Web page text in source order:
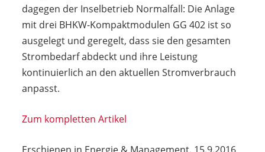
dagegen der Inselbetrieb Normalfall: Die Anlage
mit drei BHKW-Kompaktmodulen GG 402 ist so
ausgelegt und geregelt, dass sie den gesamten
Strombedarf abdeckt und ihre Leistung
kontinuierlich an den aktuellen Stromverbrauch
anpasst.
Zum kompletten Artikel